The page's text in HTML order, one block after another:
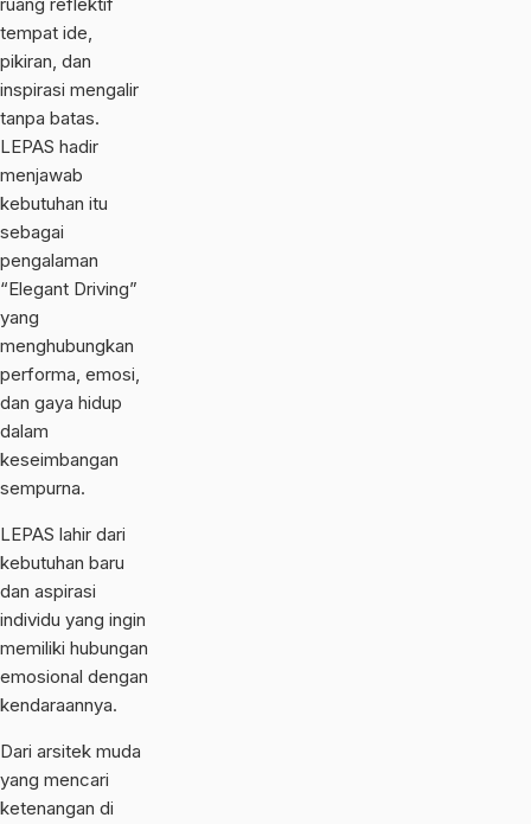
tempat ide,
pikiran, dan
inspirasi mengalir
tanpa batas.
LEPAS hadir
menjawab
kebutuhan itu
sebagai
pengalaman
“Elegant Driving”
yang
menghubungkan
performa, emosi,
dan gaya hidup
dalam
keseimbangan
sempurna.
LEPAS lahir dari
kebutuhan baru
dan aspirasi
individu yang ingin
memiliki hubungan
emosional dengan
kendaraannya.
Dari arsitek muda
yang mencari
ketenangan di